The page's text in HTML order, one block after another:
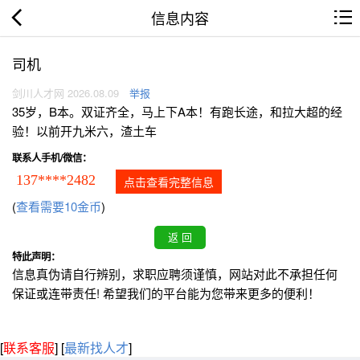
信息内容
司机
剑川人才网 2026.08.09 举报
35岁，B本。双证齐全，马上下A本！有跑长途，和拉大超的经
验！以前开九米六，渣土车
联系人手机/微信：
137****2482 点击查看完整信息
(查看需要10金币)
特此声明：
信息真伪请自行辨别，求职应聘须谨慎，网站对此不承担任何
保证或连带责任! 希望我们的平台能为您带来更多的便利！
[联系客服] [最新找人才]